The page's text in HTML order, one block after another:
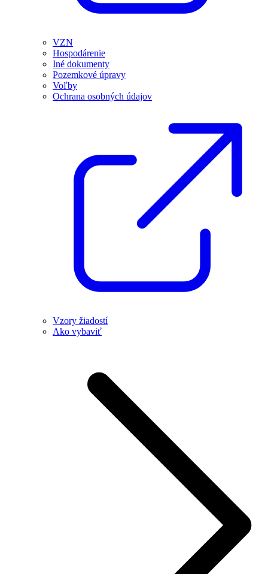
VZN
Hospodárenie
Iné dokumenty
Pozemkové úpravy
Voľby
Ochrana osobných údajov
Vzory žiadostí
Ako vybaviť